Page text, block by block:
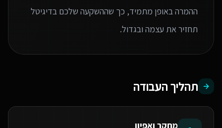
ההמרה באופן מתמיד, כך שההשקעה שלכם בדיגיטל
תחזיר את עצמה ובגדול.
תהליך העבודה
מחקר ואפיון